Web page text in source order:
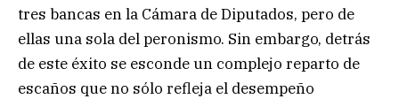
tres bancas en la Cámara de Diputados, pero de
ellas una sola del peronismo. Sin embargo, detrás
de este éxito se esconde un complejo reparto de
escaños que no sólo refleja el desempeño